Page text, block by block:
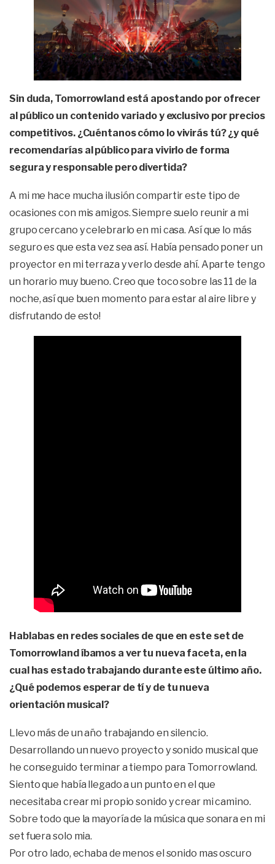
Sin duda, Tomorrowland está apostando por ofrecer
al público un contenido variado y exclusivo por precios
competitivos. ¿Cuéntanos cómo lo vivirás tú? ¿y qué
recomendarías al público para vivirlo de forma
segura y responsable pero divertida?
A mi me hace mucha ilusión compartir este tipo de
ocasiones con mis amigos. Siempre suelo reunir a mi
grupo cercano y celebrarlo en mi casa. Así que lo más
seguro es que esta vez sea así. Había pensado poner un
proyector en mi terraza y verlo desde ahí. Aparte tengo
un horario muy bueno. Creo que toco sobre las 11 de la
noche, así que buen momento para estar al aire libre y
disfrutando de esto!
Hablabas en redes sociales de que en este set de
Tomorrowland íbamos a ver tu nueva faceta, en la
cual has estado trabajando durante este último año.
¿Qué podemos esperar de tí y de tu nueva
orientación musical?
Llevo más de un año trabajando en silencio.
Desarrollando un nuevo proyecto y sonido musical que
he conseguido terminar a tiempo para Tomorrowland.
Siento que había llegado a un punto en el que
necesitaba crear mi propio sonido y crear mi camino.
Sobre todo que la mayoría de la música que sonara en mi
set fuera solo mia.
Por otro lado, echaba de menos el sonido mas oscuro